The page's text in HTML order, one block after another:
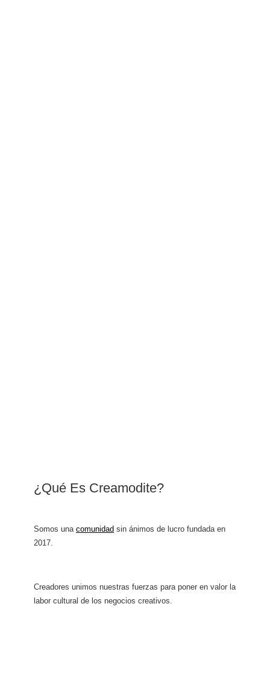
¿Qué Es Creamodite?
Somos una comunidad sin ánimos de lucro fundada en
2017.
Creadores unimos nuestras fuerzas para poner en valor la
labor cultural de los negocios creativos.